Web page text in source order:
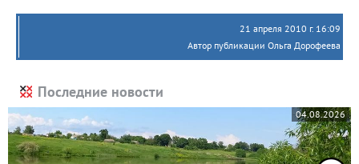
21 апреля 2010 г. 16:09
Автор публикации Ольга Дорофеева
Последние новости
04.08.2026